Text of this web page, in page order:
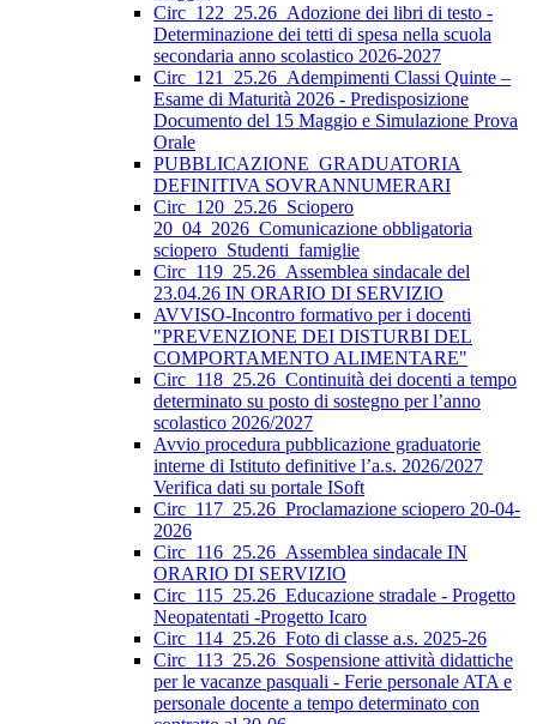
Circ_122_25.26_Adozione dei libri di testo -
Determinazione dei tetti di spesa nella scuola
secondaria anno scolastico 2026-2027
Circ_121_25.26_Adempimenti Classi Quinte –
Esame di Maturità 2026 - Predisposizione
Documento del 15 Maggio e Simulazione Prova
Orale
PUBBLICAZIONE_GRADUATORIA
DEFINITIVA SOVRANNUMERARI
Circ_120_25.26_Sciopero
20_04_2026_Comunicazione obbligatoria
sciopero_Studenti_famiglie
Circ_119_25.26_Assemblea sindacale del
23.04.26 IN ORARIO DI SERVIZIO
AVVISO-Incontro formativo per i docenti
"PREVENZIONE DEI DISTURBI DEL
COMPORTAMENTO ALIMENTARE"
Circ_118_25.26_Continuità dei docenti a tempo
determinato su posto di sostegno per l’anno
scolastico 2026/2027
Avvio procedura pubblicazione graduatorie
interne di Istituto definitive l’a.s. 2026/2027
Verifica dati su portale ISoft
Circ_117_25.26_Proclamazione sciopero 20-04-
2026
Circ_116_25.26_Assemblea sindacale IN
ORARIO DI SERVIZIO
Circ_115_25.26_Educazione stradale - Progetto
Neopatentati -Progetto Icaro
Circ_114_25.26_Foto di classe a.s. 2025-26
Circ_113_25.26_Sospensione attività didattiche
per le vacanze pasquali - Ferie personale ATA e
personale docente a tempo determinato con